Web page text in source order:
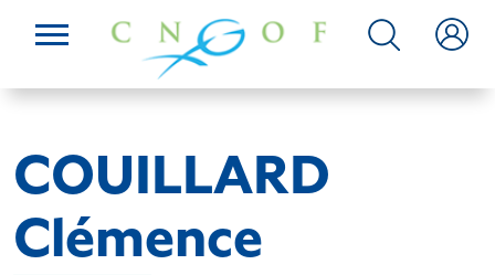
COUILLARD
Clémence